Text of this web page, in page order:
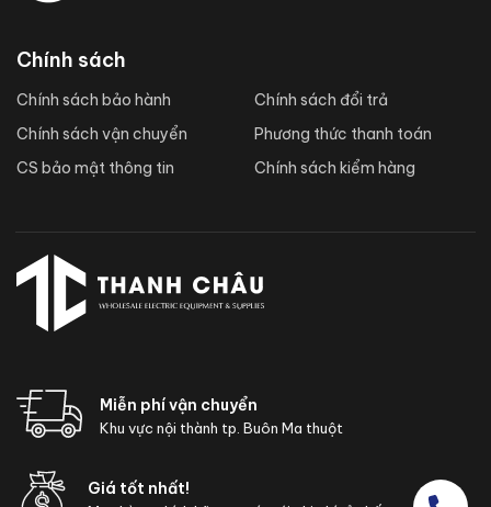
Chính sách
Chính sách bảo hành
Chính sách vận chuyển
CS bảo mật thông tin
Chính sách đổi trả
Phương thức thanh toán
Chính sách kiểm hàng
Miễn phí vận chuyển
Khu vực nội thành tp. Buôn Ma thuột
Giá tốt nhất!